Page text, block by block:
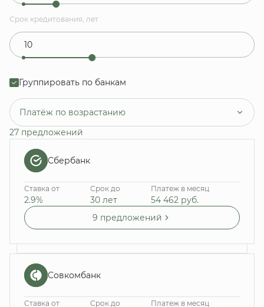
Срок кредитования, лет
Группировать по банкам
Платёж по возрастанию
27 предложений
Сбербанк
Ставка от
2.9%
Срок до
30 лет
Платеж в месяц
54 462 руб.
9 предложений
Совкомбанк
Ставка от Срок до Платеж в месяц